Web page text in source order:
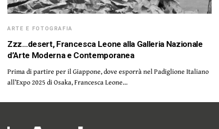
ARTE E FOTOGRAFIA
Zzz…desert, Francesca Leone alla Galleria Nazionale
d’Arte Moderna e Contemporanea
Prima di partire per il Giappone, dove esporrà nel Padiglione Italiano
all’Expo 2025 di Osaka, Francesca Leone…